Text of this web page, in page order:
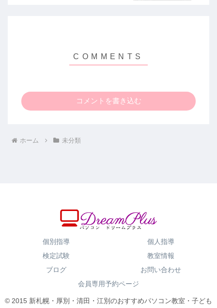
コメントを書き込む
ホーム 未分類
個別指導
個人指導
検定試験
教室情報
ブログ
お問い合わせ
会員専用予約ページ
© 2015 新札幌・厚別・清田・江別のおすすめパソコン教室・子ども